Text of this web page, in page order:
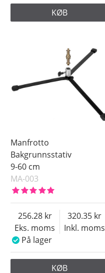
KØB
Manfrotto
Bakgrunnsstativ
9-60 cm
MA-003
Eks. moms
256.28
Inkl. moms
320.35
På lager
KØB